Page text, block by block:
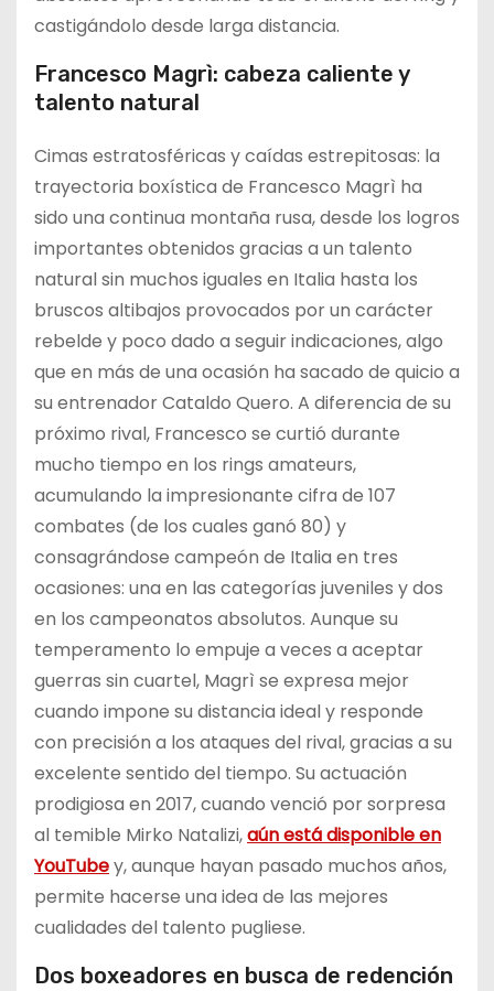
castigándolo desde larga distancia.
Francesco Magrì: cabeza caliente y
talento natural
Cimas estratosféricas y caídas estrepitosas: la
trayectoria boxística de Francesco Magrì ha
sido una continua montaña rusa, desde los logros
importantes obtenidos gracias a un talento
natural sin muchos iguales en Italia hasta los
bruscos altibajos provocados por un carácter
rebelde y poco dado a seguir indicaciones, algo
que en más de una ocasión ha sacado de quicio a
su entrenador Cataldo Quero. A diferencia de su
próximo rival, Francesco se curtió durante
mucho tiempo en los rings amateurs,
acumulando la impresionante cifra de 107
combates (de los cuales ganó 80) y
consagrándose campeón de Italia en tres
ocasiones: una en las categorías juveniles y dos
en los campeonatos absolutos. Aunque su
temperamento lo empuje a veces a aceptar
guerras sin cuartel, Magrì se expresa mejor
cuando impone su distancia ideal y responde
con precisión a los ataques del rival, gracias a su
excelente sentido del tiempo. Su actuación
prodigiosa en 2017, cuando venció por sorpresa
al temible Mirko Natalizi,aún está disponible en
YouTubey, aunque hayan pasado muchos años,
permite hacerse una idea de las mejores
cualidades del talento pugliese.
Dos boxeadores en busca de redención